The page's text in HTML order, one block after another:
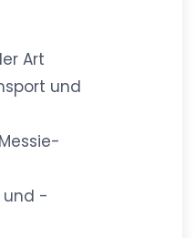
Art
und
und -